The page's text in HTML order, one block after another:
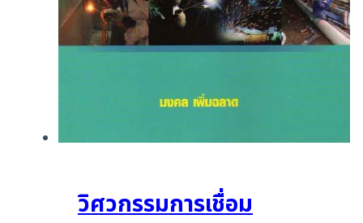
วิศวกรรมการเชื่อม